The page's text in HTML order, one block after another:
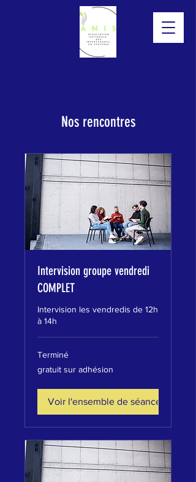
Nos rencontres
Intervision groupe vendredi
COMPLET
Intervision les vendredis de 12h
à 14h
Terminé
sur
gratuit sur adhésion
Voir l'ensemble de séances